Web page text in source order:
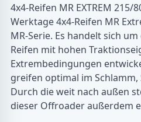
4x4-Reifen MR EXTREM 215/
Werktage 4x4-Reifen MR
MR-Serie. Es handelt sich
Reifen mit hohen
Extrembedingungen
greifen optimal im Schlamm,
Durch die weit nach außen
dieser Offroader außerdem